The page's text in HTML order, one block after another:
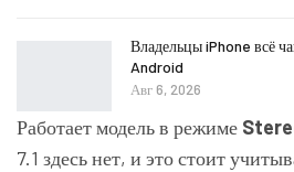
Владельцы iPhone всё
Android
Авг 6, 2026
Работает модель в режиме
7.1 здесь нет, и это стоит